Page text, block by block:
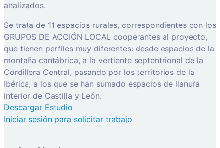
analizados.
Se trata de 11 espacios rurales, correspondientes con los
GRUPOS DE ACCIÓN LOCAL cooperantes al proyecto,
que tienen perfiles muy diferentes: desde espacios de la
montaña cantábrica, a la vertiente septentrional de la
Cordillera Central, pasando por los territorios de la
Ibérica, a los que se han sumado espacios de llanura
interior de Castilla y León.
Descargar Estudio
Iniciar sesión para solicitar trabajo